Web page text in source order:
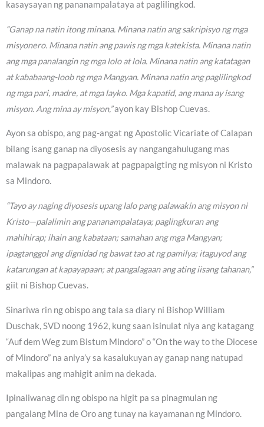
kasaysayan ng pananampalataya at paglilingkod.
“Ganap na natin itong minana. Minana natin ang sakripisyo ng mga
misyonero. Minana natin ang pawis ng mga katekista. Minana natin
ang mga panalangin ng mga lolo at lola. Minana natin ang katatagan
at kababaang-loob ng mga Mangyan. Minana natin ang paglilingkod
ng mga pari, madre, at mga layko. Mga kapatid, ang mana ay isang
misyon. Ang mina ay misyon,”ayon kay Bishop Cuevas.
Ayon sa obispo, ang pag-angat ng Apostolic Vicariate of Calapan
bilang isang ganap na diyosesis ay nangangahulugang mas
malawak na pagpapalawak at pagpapaigting ng misyon ni Kristo
sa Mindoro.
“Tayo ay naging diyosesis upang lalo pang palawakin ang misyon ni
Kristo—palalimin ang pananampalataya; paglingkuran ang
mahihirap; ihain ang kabataan; samahan ang mga Mangyan;
ipagtanggol ang dignidad ng bawat tao at ng pamilya; itaguyod ang
katarungan at kapayapaan; at pangalagaan ang ating iisang tahanan,”
giit ni Bishop Cuevas.
Sinariwa rin ng obispo ang tala sa diary ni Bishop William
Duschak, SVD noong 1962, kung saan isinulat niya ang katagang
“Auf dem Weg zum Bistum Mindoro” o “On the way to the Diocese
of Mindoro” na aniya’y sa kasalukuyan ay ganap nang natupad
makalipas ang mahigit anim na dekada.
Ipinaliwanag din ng obispo na higit pa sa pinagmulan ng
pangalang Mina de Oro ang tunay na kayamanan ng Mindoro.